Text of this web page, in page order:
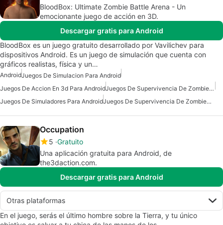
BloodBox: Ultimate Zombie Battle Arena - Un
emocionante juego de acción en 3D.
Descargar gratis para Android
BloodBox es un juego gratuito desarrollado por Vavilichev para
dispositivos Android. Es un juego de simulación que cuenta con
gráficos realistas, física y un…
AndroidJuegos De Simulacion Para Android
Juegos De Accion En 3d Para Android
Juegos De Supervivencia De Zombies Para Android
Juegos De Simuladores Para Android
Juegos De Supervivencia De Zombies Para Android Gratis
Occupation
5 Gratuito
Una aplicación gratuita para Android, de
the3daction.com.
Descargar gratis para Android
Otras plataformas
En el juego, serás el último hombre sobre la Tierra, y tu único